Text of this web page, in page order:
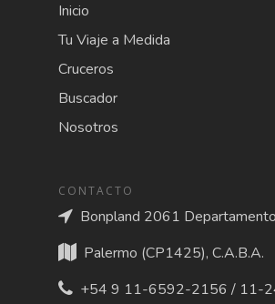
Inicio
Tu Viaje a Medida
Cruceros
Buscador
Nosotros
CONTACTO
Bonpland 2061
Palermo (CP1425), C.A.B.A.
+54 9 11-6592-2156 / 11-